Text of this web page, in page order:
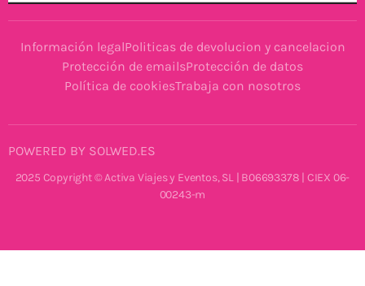
Información legalPoliticas de devolucion y cancelacion
Protección de emailsProtección de datos
Política de cookiesTrabaja con nosotros
POWERED BY SOLWED.ES
2025 Copyright © Activa Viajes y Eventos, SL | B06693378 | CIEX 06-
00243-m